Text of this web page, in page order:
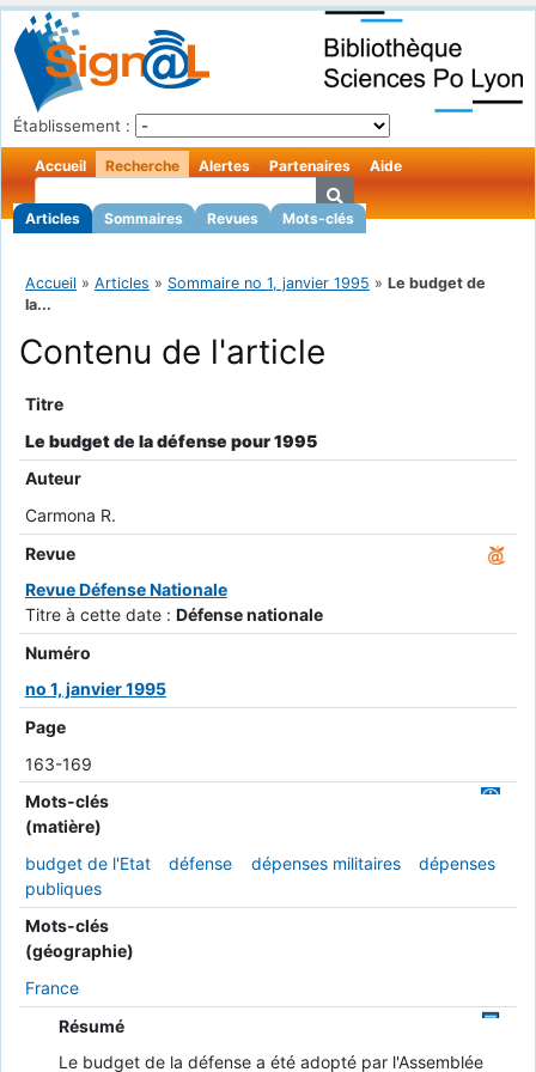
Établissement :
Accueil Recherche
Articles Sommaires Revues Mots-clés
Alertes Partenaires Aide
Accueil » Articles » Sommaire no 1, janvier 1995 » Le budget de
la...
Contenu de l'article
Titre
Le budget de la défense pour 1995
Auteur
Carmona R.
Revue
Revue Défense Nationale
Titre à cette date : Défense nationale
Numéro
no 1, janvier 1995
Page
163-169
Mots-clés
(matière)
budget de l'Etat
défense dépenses militaires
dépenses
publiques
Mots-clés
(géographie)
France
Résumé
Le budget de la défense a été adopté par l'Assemblée